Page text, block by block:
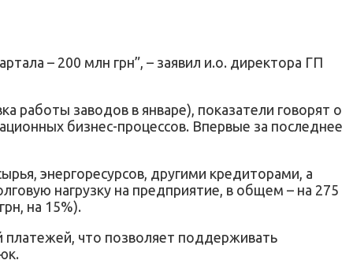
– 200 млн грн”, – заявил и.о. директора ГП
работы заводов в январе), показатели говорят о
бизнес-процессов. Впервые за последнее
энергоресурсов, другими кредиторами, а
нагрузку на предприятие, в общем – на 275
на 15%).
платежей, что позволяет поддерживать